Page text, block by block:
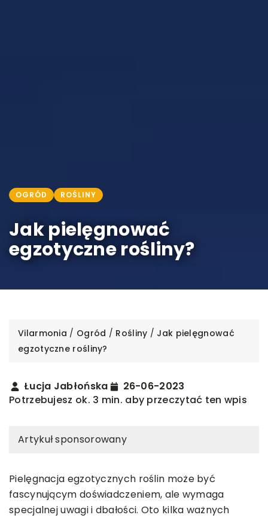
OGRÓD ROŚLINY
Jak pielęgnować
egzotyczne rośliny?
Vilarmonia / Ogród / Rośliny / Jak pielęgnować
egzotyczne rośliny?
Łucja Jabłońska
26-06-2023
Potrzebujesz ok. 3 min. aby przeczytać ten wpis
Artykuł sponsorowany
Pielęgnacja egzotycznych roślin może być
fascynującym doświadczeniem, ale wymaga
specjalnej uwagi i dbałości. Oto kilka ważnych